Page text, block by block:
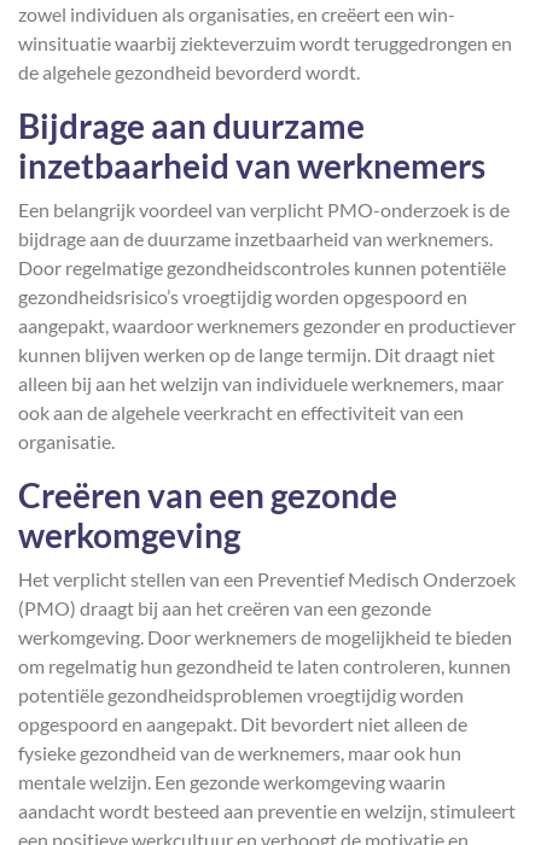
zowel individuen als organisaties, en creëert een win-
winsituatie waarbij ziekteverzuim wordt teruggedrongen en
de algehele gezondheid bevorderd wordt.
Bijdrage aan duurzame
inzetbaarheid van werknemers
Een belangrijk voordeel van verplicht PMO-onderzoek is de
bijdrage aan de duurzame inzetbaarheid van werknemers.
Door regelmatige gezondheidscontroles kunnen potentiële
gezondheidsrisico’s vroegtijdig worden opgespoord en
aangepakt, waardoor werknemers gezonder en productiever
kunnen blijven werken op de lange termijn. Dit draagt niet
alleen bij aan het welzijn van individuele werknemers, maar
ook aan de algehele veerkracht en effectiviteit van een
organisatie.
Creëren van een gezonde
werkomgeving
Het verplicht stellen van een Preventief Medisch Onderzoek
(PMO) draagt bij aan het creëren van een gezonde
werkomgeving. Door werknemers de mogelijkheid te bieden
om regelmatig hun gezondheid te laten controleren, kunnen
potentiële gezondheidsproblemen vroegtijdig worden
opgespoord en aangepakt. Dit bevordert niet alleen de
fysieke gezondheid van de werknemers, maar ook hun
mentale welzijn. Een gezonde werkomgeving waarin
aandacht wordt besteed aan preventie en welzijn, stimuleert
een positieve werkcultuur en verhoogt de motivatie en